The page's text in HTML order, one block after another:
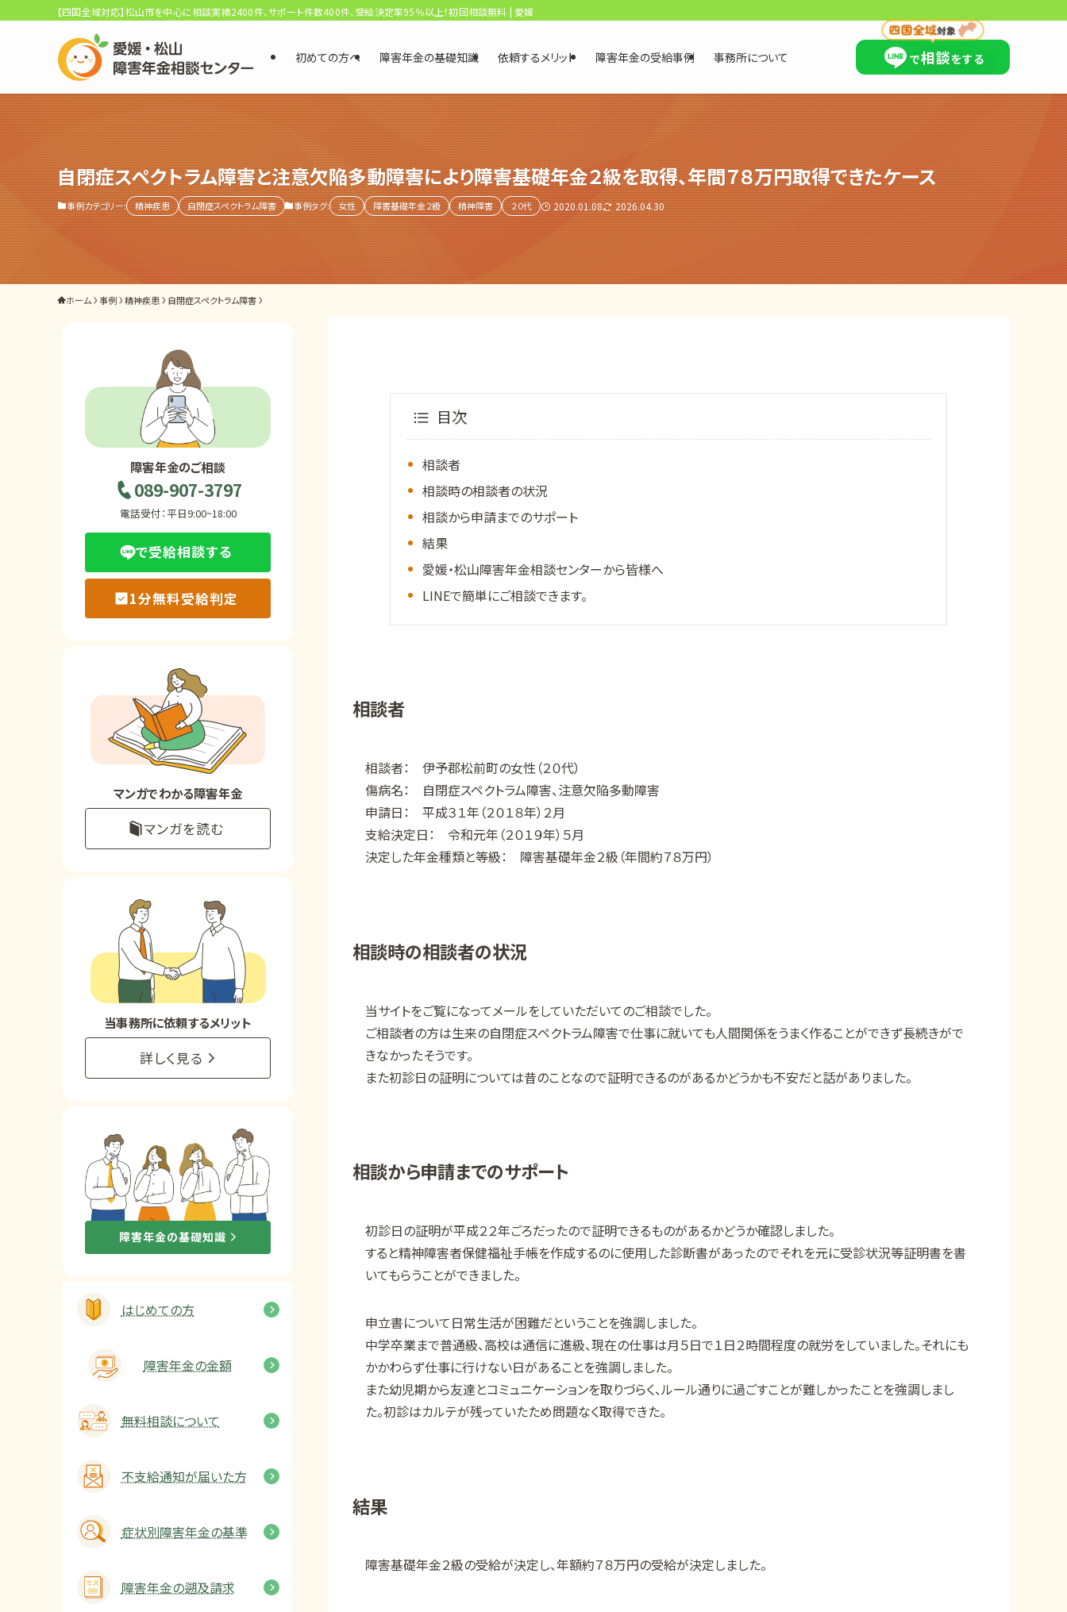
×
選ばれる3つの理由
初回相談料0円・受給後報酬型
サポート料金について
県内 No.1 の豊富な知識と経験
ご相談事例をみる
外出困難でもOK
障害年金の基礎知識
障害年金の金額
Q&A・相談事例
事務所について
お客様からの感謝のお手紙
で受給相談をする
メリット
お電話でのお問い合わせ
089-907-3797
【四国全域対応】松山市を中心に相談実績2400件、サポート件数400件、受給決定率95％以上！初回相談無料 | 愛媛・松山障害年金相談センター
初めての方へ 障害年金の基礎知識 依頼するメリット 障害年金の受給事例 事務所について で相談をする
自閉症スペクトラム障害と注意欠陥多動障害により障害基礎年金２級を取得、年間７８万円取得できたケース
事例カテゴリー: 精神疾患 自閉症スペクトラム障害 事例タグ: 女性 障害基礎年金２級 精神障害 ２０代 2020.01.08 2026.04.30
ホーム 事例 精神疾患 自閉症スペクトラム障害
目次
相談者
相談時の相談者の状況
相談から申請までのサポート
結果
愛媛・松山障害年金相談センターから皆様へ
LINEで簡単にご相談できます。
相談者
相談者： 伊予郡松前町の女性（２０代）
傷病名： 自閉症スペクトラム障害、注意欠陥多動障害
申請日： 平成３１年（２０１８年）２月
支給決定日： 令和元年（２０１９年）５月
決定した年金種類と等級： 障害基礎年金２級（年間約７８万円）
相談時の相談者の状況
当サイトをご覧になってメールをしていただいてのご相談でした。
ご相談者の方は生来の自閉症スペクトラム障害で仕事に就いても人間関係をうまく作ることができず長続きがで
きなかったそうです。
また初診日の証明については昔のことなので証明できるのがあるかどうかも不安だと話がありました。
相談から申請までのサポート
初診日の証明が平成２２年ごろだったので証明できるものがあるかどうか確認しました。
すると精神障害者保健福祉手帳を作成するのに使用した診断書があったのでそれを元に受診状況等証明書を書
いてもらうことができました。
申立書について日常生活が困難だということを強調しました。
中学卒業まで普通級、高校は通信に進級、現在の仕事は月５日で１日２時間程度の就労をしていました。それにも
かかわらず仕事に行けない日があることを強調しました。
また幼児期から友達とコミュニケーションを取りづらく、ルール通りに過ごすことが難しかったことを強調しまし
た。初診はカルテが残っていたため問題なく取得できた。
結果
障害基礎年金２級の受給が決定し、年額約７８万円の受給が決定しました。
障害年金のご相談
089-907-3797
電話受付：平日9:00~18:00
で受給相談する
1分無料受給判定
マンガでわかる障害年金
マンガを読む
当事務所に依頼するメリット
詳しく見る
障害年金の基礎知識
はじめての方
障害年金の金額
無料相談について
不支給通知が届いた方
症状別障害年金の基準
障害年金の遡及請求